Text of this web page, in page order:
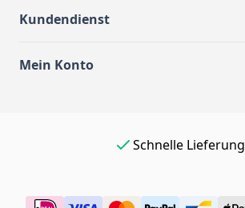
Kundendienst
Mein Konto
Schnelle Lieferung